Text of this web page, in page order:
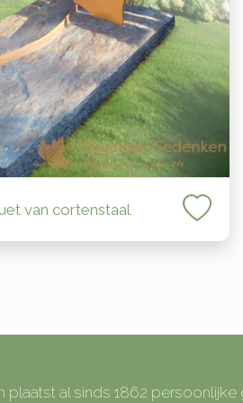
van cortenstaal
plaatst al sinds 1862